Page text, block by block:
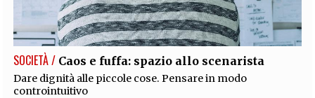
EXTRA
CODICI RUBRICHE LIBRI PROCEEDINGS PUBBLICITÀ CONTATTI
SOCIAL MEDIA
SOCIETÀ / Caos e fuffa: spazio allo scenarista
Dare dignità alle piccole cose. Pensare in modo
controintuitivo